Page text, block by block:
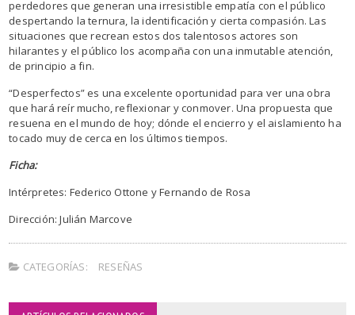
perdedores que generan una irresistible empatía con el público
despertando la ternura, la identificación y cierta compasión. Las
situaciones que recrean estos dos talentosos actores son
hilarantes y el público los acompaña con una inmutable atención,
de principio a fin.
“Desperfectos” es una excelente oportunidad para ver una obra
que hará reír mucho, reflexionar y conmover. Una propuesta que
resuena en el mundo de hoy; dónde el encierro y el aislamiento ha
tocado muy de cerca en los últimos tiempos.
Ficha:
Intérpretes: Federico Ottone y Fernando de Rosa
Dirección: Julián Marcove
CATEGORÍAS: RESEÑAS